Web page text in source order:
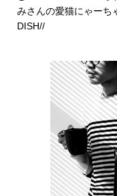
みさんの愛猫にゃー
DISH//